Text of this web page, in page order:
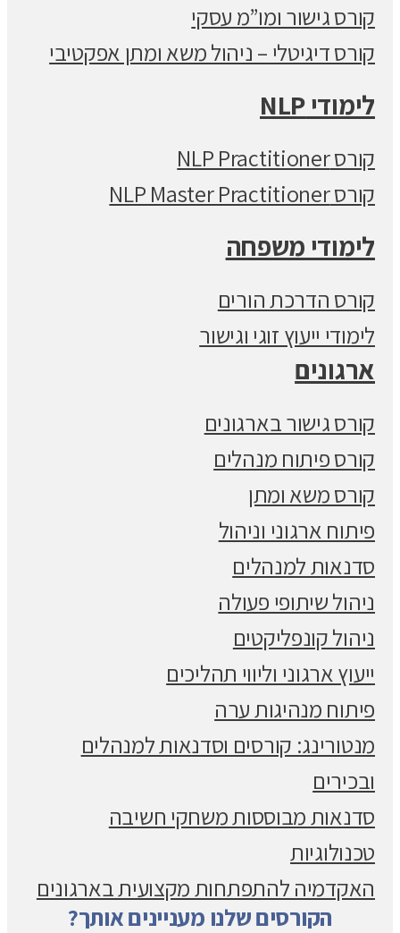
קורס גישור ומו”מ עסקי
קורס דיגיטלי – ניהול משא ומתן אפקטיבי
לימודי NLP
קורס NLP Practitioner
קורס NLP Master Practitioner
לימודי משפחה
קורס הדרכת הורים
לימודי ייעוץ זוגי וגישור
ארגונים
קורס גישור בארגונים
קורס פיתוח מנהלים
קורס משא ומתן
פיתוח ארגוני וניהול
סדנאות למנהלים
ניהול שיתופי פעולה
ניהול קונפליקטים
ייעוץ ארגוני וליווי תהליכים
פיתוח מנהיגות ערה
מנטורינג: קורסים וסדנאות למנהלים
ובכירים
סדנאות מבוססות משחקי חשיבה
טכנולוגיות
האקדמיה להתפתחות מקצועית בארגונים
הקורסים שלנו מעניינים אותך?